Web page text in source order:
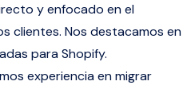
y enfocado en el
clientes. Nos destacamos en
para Shopify.
experiencia en migrar